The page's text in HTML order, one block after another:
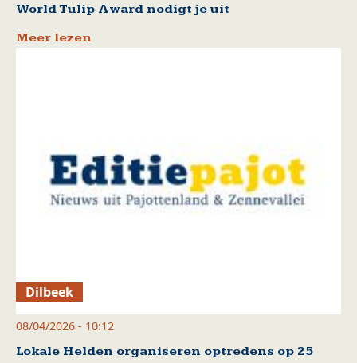
World Tulip Award nodigt je uit
Meer lezen
Dilbeek
08/04/2026 - 10:12
Lokale Helden organiseren optredens op 25